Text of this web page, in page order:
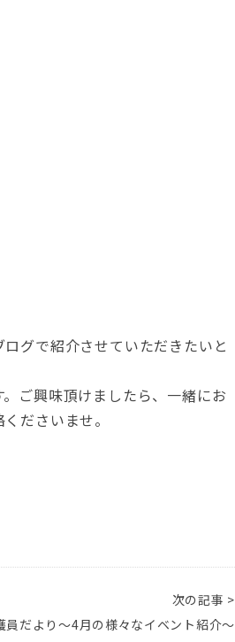
グで紹介させていただきたいと
ご興味頂けましたら、一緒にお
ださいませ。
次の記事 >
だより～4月の様々なイベント紹介～